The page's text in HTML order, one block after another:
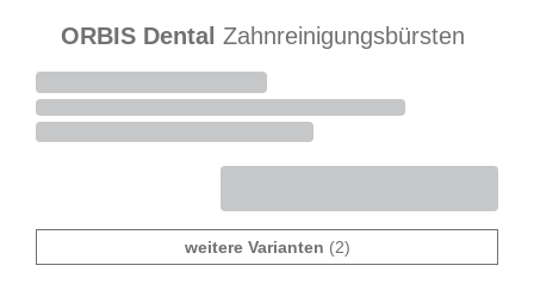
ORBIS Dental Zahnreinigungsbürsten
weitere Varianten (2)